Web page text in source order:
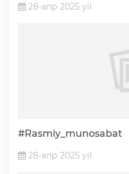
28-апр 2025 yil
#Rasmiy_munosabat
28-апр 2025 yil